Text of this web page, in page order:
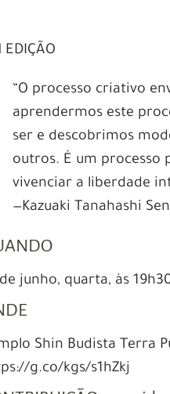
EDIÇÃO
“O processo criativo
aprendermos este
ser e descobrimos
outros. É um processo
vivenciar a liberdade
—Kazuaki Tanahashi
junho, quarta, às
Shin Budista Terra
g.co/kgs/s1hZkj